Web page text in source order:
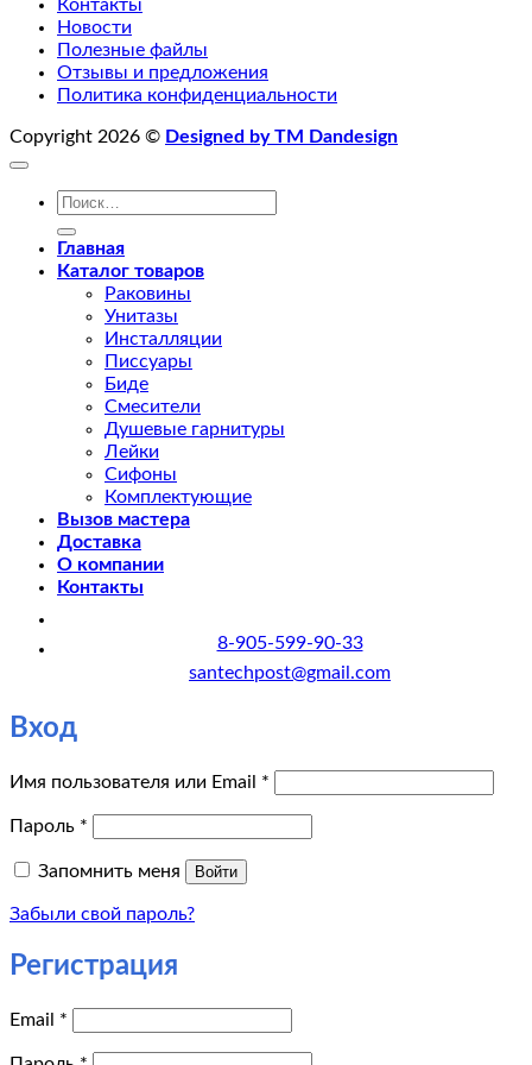
Контакты
Новости
Полезные файлы
Отзывы и предложения
Политика конфиденциальности
Copyright 2026 © Designed by TM Dandesign
Искать:
Главная
Каталог товаров
Раковины
Унитазы
Инсталляции
Писсуары
Биде
Смесители
Душевые гарнитуры
Лейки
Сифоны
Комплектующие
Вызов мастера
Доставка
О компании
Контакты
8-905-599-90-33
santechpost@gmail.com
Вход
Имя пользователя или Email *
Пароль *
Запомнить меня Войти
Забыли свой пароль?
Регистрация
Email *